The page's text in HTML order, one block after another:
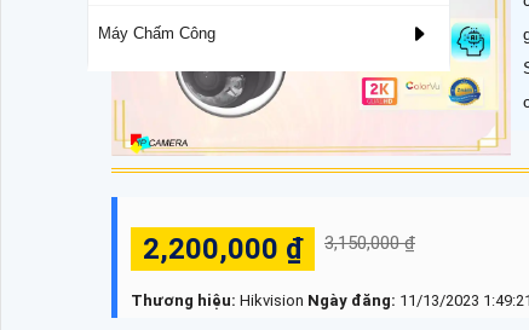
Máy Chấm Công
2,200,000 ₫ 3,150,000 ₫
Thương hiệu: Hikvision Ngày đăng: 11/13/2023